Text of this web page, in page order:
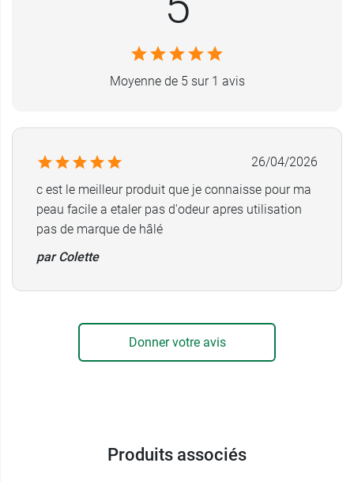
La mousse peut naturellement brunir sans
altération de ses qualités. Aucun colorant n'a été
Retrouvez également le
Masque de Nuit
autobronzant Bal masqué des Sorciers de
Garancia.
Moyenne de 5 sur 1 avis
26/04/2026
c est le meilleur produit que je connaisse pour ma
peau facile a etaler pas d'odeur apres utilisation
pas de marque de hâlé
par Colette
Donner votre avis
Produits associés